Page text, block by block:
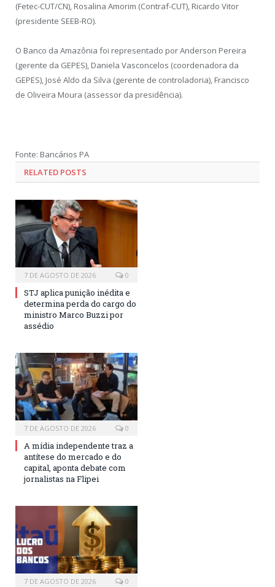
(Fetec-CUT/CN), Rosalina Amorim (Contraf-CUT), Ricardo Vitor
(presidente SEEB-RO).
O Banco da Amazônia foi representado por Anderson Pereira
(gerente da GEPES), Daniela Vasconcelos (coordenadora da
GEPES), José Aldo da Silva (gerente de controladoria), Francisco
de Oliveira Moura (assessor da presidência).
Fonte: Bancários PA
RELATED POSTS
7 DE AGOSTO DE 2026 0
STJ aplica punição inédita e
determina perda do cargo do
ministro Marco Buzzi por
assédio
7 DE AGOSTO DE 2026 0
A mídia independente traz a
antítese do mercado e do
capital, aponta debate com
jornalistas na Flipei
7 DE AGOSTO DE 2026 0